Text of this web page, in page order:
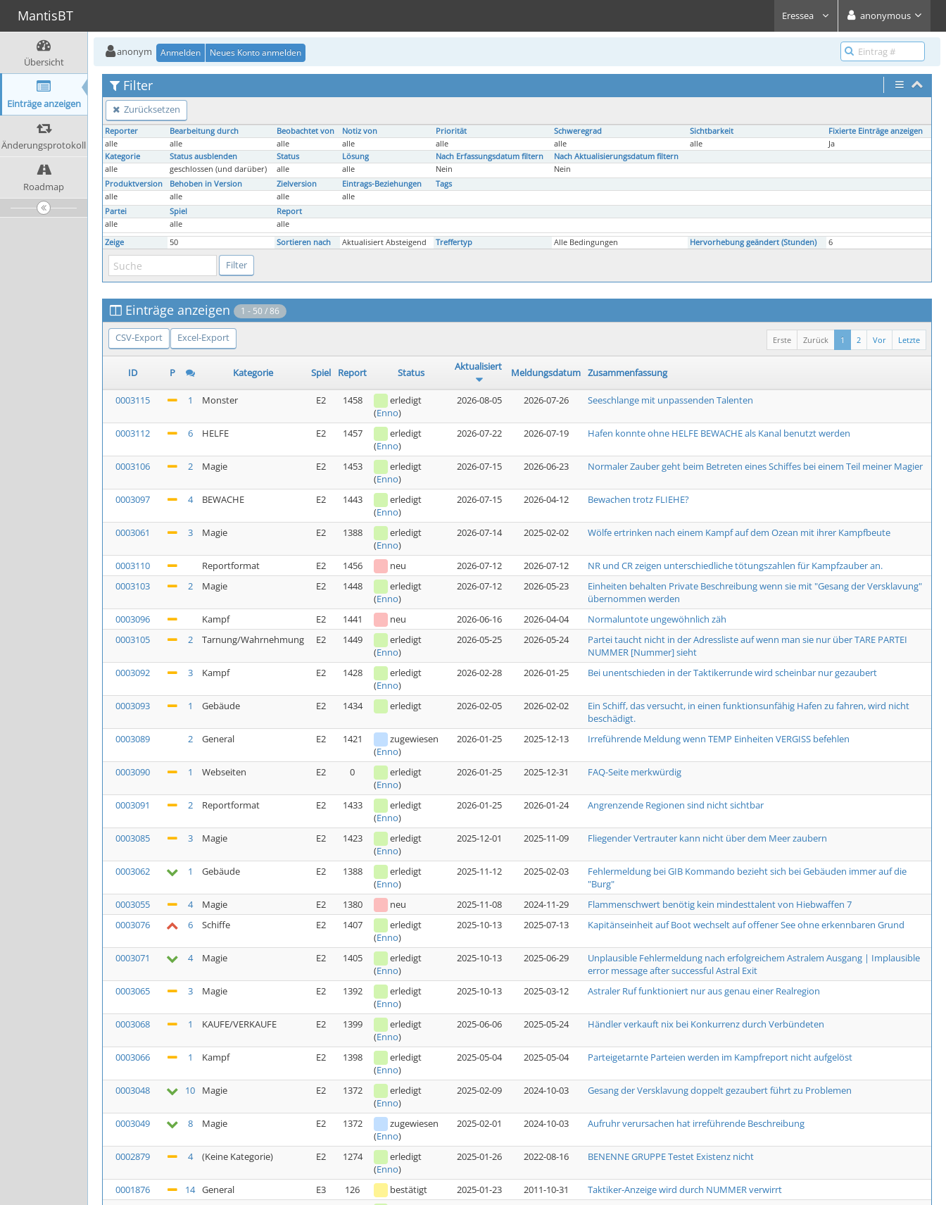
MantisBT Eressea anonymous
Übersicht
Einträge anzeigen
Änderungsprotokoll
Roadmap
anonym Anmelden Neues Konto anmelden
Filter
Zurücksetzen
Reporter Bearbeitung durch Beobachtet von Notiz von Priorität Schweregrad Sichtbarkeit
Fixierte Einträge anzeigen
alle
alle alle alle alle alle alle
Ja
Kategorie
Status ausblenden Status Lösung Nach Erfassungsdatum filtern
Nach Aktualisierungsdatum filtern
alle
geschlossen (und darüber) alle alle Nein
Nein
Produktversion
Behoben in Version Zielversion Eintrags-Beziehungen
Tags
alle
alle alle
alle
Partei
Spiel
Report
alle
alle
alle
Zeige
50 Sortieren nach Aktualisiert Absteigend Treffertyp Alle Bedingungen Hervorhebung geändert (Stunden) 6
Einträge anzeigen 1 - 50 / 86
CSV-Export Excel-Export Letzte
Vor
2
1
Zurück
Erste
ID P Kategorie Spiel Report Status Aktualisiert Meldungsdatum Zusammenfassung
0003115 1 Monster E2 1458
erledigt
(Enno)
2026-08-05 2026-07-26 Seeschlange mit unpassenden Talenten
0003112 6 HELFE E2 1457
erledigt
(Enno)
2026-07-22 2026-07-19 Hafen konnte ohne HELFE BEWACHE als Kanal benutzt werden
0003106 2 Magie E2 1453
erledigt
(Enno)
2026-07-15 2026-06-23 Normaler Zauber geht beim Betreten eines Schiffes bei einem Teil meiner Magier
0003097 4 BEWACHE E2 1443
erledigt
(Enno)
2026-07-15 2026-04-12 Bewachen trotz FLIEHE?
0003061 3 Magie E2 1388
erledigt
(Enno)
2026-07-14 2025-02-02 Wölfe ertrinken nach einem Kampf auf dem Ozean mit ihrer Kampfbeute
0003110 Reportformat E2 1456 neu 2026-07-12 2026-07-12
NR und CR zeigen unterschiedliche tötungszahlen für Kampfzauber an.
0003103
2 Magie E2 1448
erledigt
(Enno)
2026-07-12 2026-05-23
Einheiten behalten Private Beschreibung wenn sie mit "Gesang der Versklavung"
übernommen werden
0003096
Kampf E2 1441 neu 2026-06-16 2026-04-04
Normaluntote ungewöhnlich zäh
0003105
2 Tarnung/Wahrnehmung E2 1449
erledigt
(Enno)
2026-05-25 2026-05-24
Partei taucht nicht in der Adressliste auf wenn man sie nur über TARE PARTEI
NUMMER [Nummer] sieht
0003092
3 Kampf E2 1428
erledigt
(Enno)
2026-02-28 2026-01-25 Bei unentschieden in der Taktikerrunde wird scheinbar nur gezaubert
0003093 1 Gebäude E2 1434 erledigt 2026-02-05 2026-02-02
Ein Schiff, das versucht, in einen funktionsunfähig Hafen zu fahren, wird nicht
beschädigt.
0003089
2 General E2 1421
zugewiesen
(Enno)
2026-01-25 2025-12-13 Irreführende Meldung wenn TEMP Einheiten VERGISS befehlen
0003090 1 Webseiten E2 0
erledigt
(Enno)
2026-01-25 2025-12-31 FAQ-Seite merkwürdig
0003091 2 Reportformat E2 1433
erledigt
(Enno)
2026-01-25 2026-01-24 Angrenzende Regionen sind nicht sichtbar
0003085 3 Magie E2 1423
erledigt
(Enno)
2025-12-01 2025-11-09 Fliegender Vertrauter kann nicht über dem Meer zaubern
0003062 1 Gebäude E2 1388
erledigt
(Enno)
2025-11-12 2025-02-03
Fehlermeldung bei GIB Kommando bezieht sich bei Gebäuden immer auf die
"Burg"
0003055
4 Magie E2 1380 neu 2025-11-08 2024-11-29
Flammenschwert benötig kein mindesttalent von Hiebwaffen 7
0003076
6 Schiffe E2 1407
erledigt
(Enno)
2025-10-13 2025-07-13 Kapitänseinheit auf Boot wechselt auf offener See ohne erkennbaren Grund
0003071 4 Magie E2 1405
erledigt
(Enno)
2025-10-13 2025-06-29
Unplausible Fehlermeldung nach erfolgreichem Astralem Ausgang | Implausible
error message after successful Astral Exit
0003065
3 Magie E2 1392
erledigt
(Enno)
2025-10-13 2025-03-12 Astraler Ruf funktioniert nur aus genau einer Realregion
0003068 1 KAUFE/VERKAUFE E2 1399
erledigt
(Enno)
2025-06-06 2025-05-24 Händler verkauft nix bei Konkurrenz durch Verbündeten
0003066 1 Kampf E2 1398
erledigt
(Enno)
2025-05-04 2025-05-04 Parteigetarnte Parteien werden im Kampfreport nicht aufgelöst
0003048 10 Magie E2 1372
erledigt
(Enno)
2025-02-09 2024-10-03 Gesang der Versklavung doppelt gezaubert führt zu Problemen
0003049 8 Magie E2 1372
zugewiesen
(Enno)
2025-02-01 2024-10-03 Aufruhr verursachen hat irreführende Beschreibung
0002879 4 (Keine Kategorie) E2 1274
erledigt
(Enno)
2025-01-26 2022-08-16 BENENNE GRUPPE Testet Existenz nicht
0001876 14 General E3 126 bestätigt 2025-01-23 2011-10-31
Taktiker-Anzeige wird durch NUMMER verwirrt